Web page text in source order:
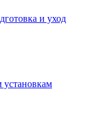
и уход
установкам